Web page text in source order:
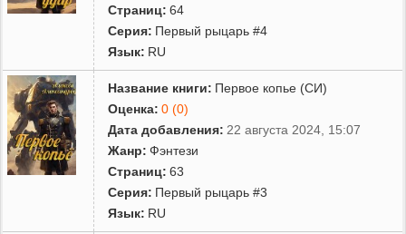
Страниц: 64
Серия: Первый рыцарь #4
Язык: RU
Название книги: Первое копье (СИ)
Оценка: 0 (0)
Дата добавления: 22 августа 2024, 15:07
Жанр: Фэнтези
Страниц: 63
Серия: Первый рыцарь #3
Язык: RU